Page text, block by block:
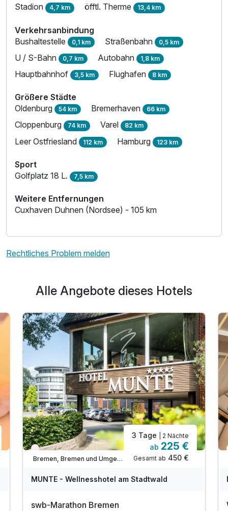
Ausstattung
Juniorsuite/n
Ausstattung
Für 5 Tage p.P. ab
Stadion 4,7 km öfftl. Therme 13,4 km
Verkehrsanbindung
Bushaltestelle 0,1 km Straßenbahn 0,5 km
U / S-Bahn 0,7 km Autobahn 1,8 km
Hauptbahnhof 3,5 km Flughafen 8 km
Größere Städte
Oldenburg 54 km Bremerhaven 66 km
Cloppenburg 74 km Varel 82 km
Leer Ostfriesland 112 km Hamburg 123 km
Sport
Golfplatz 18 L. 7,5 km
Weitere Entfernungen
Cuxhaven Duhnen (Nordsee) - 105 km
Rechtliches Problem melden
Alle Angebote dieses Hotels
Wieder frei ab September
Bremen, Bremen und Umgebung
3 Tage | 2 Nächte
ab 225 €
Gesamt ab 450 €
MUNTE - Wellnesshotel am Stadtwald
swb-Marathon Bremen